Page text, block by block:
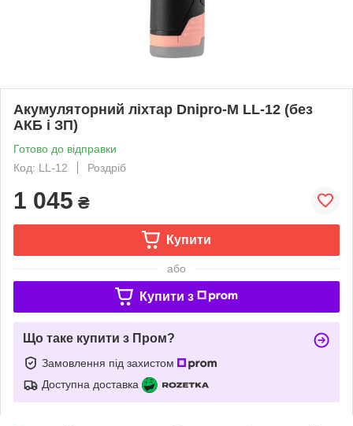
Акумуляторний ліхтар Dnipro-M LL-12 (без
АКБ і ЗП)
Готово до відправки
Код: LL-12
Роздріб
1 045 ₴
Купити
або
Купити з
Що таке купити з Пром?
Замовлення під захистом
Доступна доставка